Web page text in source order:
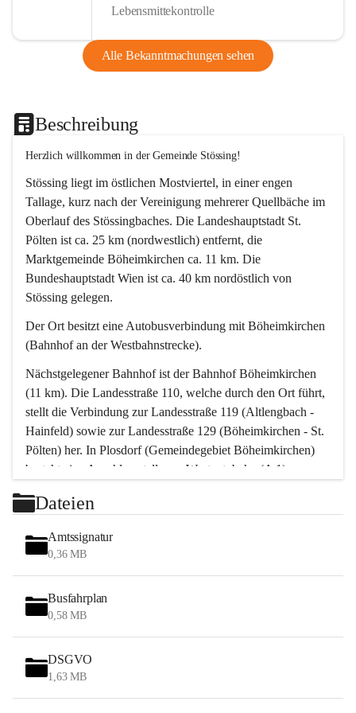
Lebensmittekontrolle
Alle Bekanntmachungen sehen
Beschreibung
Herzlich willkommen in der Gemeinde Stössing!
Stössing liegt im östlichen Mostviertel, in einer engen
Tallage, kurz nach der Vereinigung mehrerer Quellbäche im
Oberlauf des Stössingbaches. Die Landeshauptstadt St.
Pölten ist ca. 25 km (nordwestlich) entfernt, die
Marktgemeinde Böheimkirchen ca. 11 km. Die
Bundeshauptstadt Wien ist ca. 40 km nordöstlich von
Stössing gelegen.
Der Ort besitzt eine Autobusverbindung mit Böheimkirchen
(Bahnhof an der Westbahnstrecke).
Nächstgelegener Bahnhof ist der Bahnhof Böheimkirchen
(11 km). Die Landesstraße 110, welche durch den Ort führt,
stellt die Verbindung zur Landesstraße 119 (Altlengbach -
Hainfeld) sowie zur Landesstraße 129 (Böheimkirchen - St.
Pölten) her. In Plosdorf (Gemeindegebiet Böheimkirchen)
besteht eine Anschlussstelle zur Westautobahn (A 1).
Wien erreicht man in ca. 45 Minuten.
Stössing zählt noch zum Naherholungsraum Wien sowie
zum Naherholungsraum St. Pölten. Viele Bauernhöfe hatten
„ihre Wiener“. Seit 1960 bauten viele Wiener
Wochenendhäuser im Gemeindegebiet. Wegen des
waldreichen Jagdgebietes haben viele Jagdpächter ihre
Das Wandern ist aus touristischer Sicht die bedeutendste
Tätigkeit. Das hügelige Gebiet mit Wanderwegen durch
Wiesen, Wälder und Obstkulturen lädt dazu ein. Gefördert
Dateien
Amtssignatur
0,36 MB
Busfahrplan
0,58 MB
DSGVO
1,63 MB